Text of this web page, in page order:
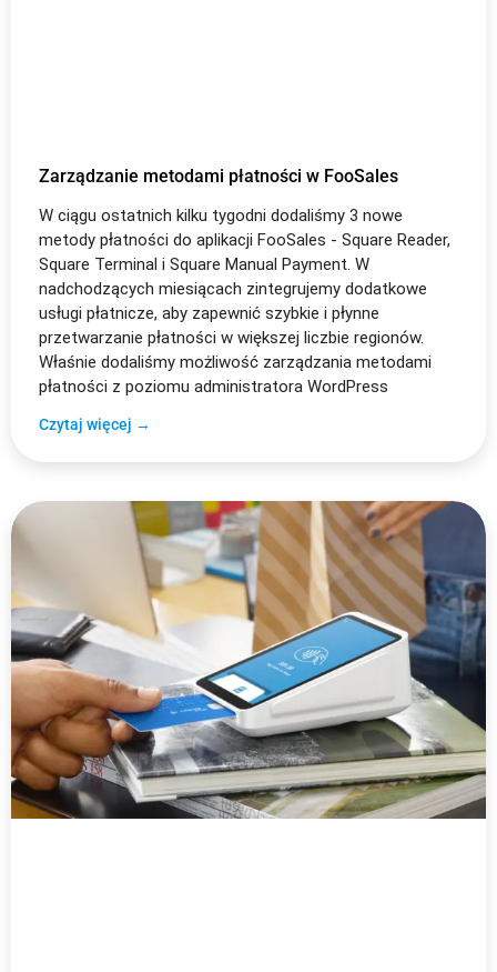
Zarządzanie metodami płatności w FooSales
W ciągu ostatnich kilku tygodni dodaliśmy 3 nowe
metody płatności do aplikacji FooSales - Square Reader,
Square Terminal i Square Manual Payment. W
nadchodzących miesiącach zintegrujemy dodatkowe
usługi płatnicze, aby zapewnić szybkie i płynne
przetwarzanie płatności w większej liczbie regionów.
Właśnie dodaliśmy możliwość zarządzania metodami
płatności z poziomu administratora WordPress
Czytaj więcej →